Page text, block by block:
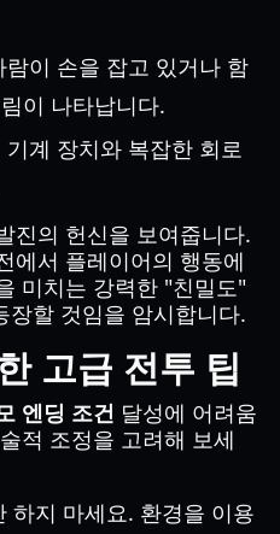
람이 손을 잡고 있거나 함
이 나타납니다.
기계 장치와 복잡한 회로
진의 헌신을 보여줍니다.
에서 플레이어의 행동에
미치는 강력한 "친밀도"
할 것임을 암시합니다.
고급 전투 팁
엔딩 조건 달성에 어려움
적 조정을 고려해 보세
하지 마세요. 환경을 이용